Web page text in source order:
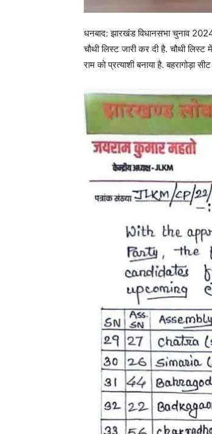
धनबाद: झारखंड विधानसभा चुनाव 2024
चौथी लिस्ट जारी कर दी है. चौथी
राम को प्रत्याशी बनाया है. बहरागोड़ा